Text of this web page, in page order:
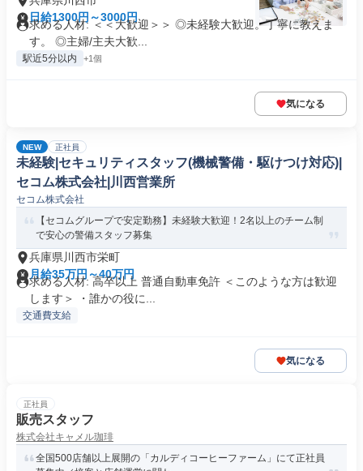
日給1300円～3000円
求める人材: ＜＜大歓迎＞＞ ◎未経験大歓迎。丁寧に教えま
す。 ◎主婦/主夫大歓...
駅近5分以内 +1個
気になる
NEW 正社員
未経験|セキュリティスタッフ(機械警備・駆けつけ対応)|
セコム株式会社|川西営業所
セコム株式会社
【セコムグループで安定勤務】未経験大歓迎！2名以上のチーム制
で安心の警備スタッフ募集
兵庫県川西市栄町
月給35万円～40万円
求める人材: 高卒以上 普通自動車免許 ＜このような方は歓迎
します＞ ・誰かの役に...
交通費支給
気になる
正社員
販売スタッフ
株式会社キャメル珈琲
全国500店舗以上展開の「カルディコーヒーファーム」にて正社員